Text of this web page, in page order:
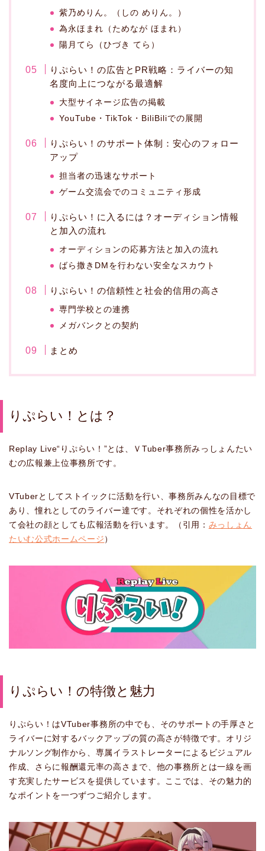
紫乃めりん。（しの めりん。）
為永ほまれ（ためなが ほまれ）
陽月てら（ひづき てら）
りぷらい！の広告とPR戦略：ライバーの知
名度向上につながる最適解
大型サイネージ広告の掲載
YouTube・TikTok・BiliBiliでの展開
りぷらい！のサポート体制：安心のフォロー
アップ
担当者の迅速なサポート
ゲーム交流会でのコミュニティ形成
りぷらい！に入るには？オーディション情報
と加入の流れ
オーディションの応募方法と加入の流れ
ばら撒きDMを行わない安全なスカウト
りぷらい！の信頼性と社会的信用の高さ
専門学校との連携
メガバンクとの契約
まとめ
りぷらい！とは？
Replay Live“りぷらい！”とは、ＶTuber事務所みっしょんたい
むの広報兼上位事務所です。
VTuberとしてストイックに活動を行い、事務所みんなの目標で
あり、憧れとしてのライバー達です。それぞれの個性を活かし
て会社の顔としても広報活動を行います。​（引用： みっしょん
たいむ公式ホームページ ）
りぷらい！の特徴と魅力
りぷらい！はVTuber事務所の中でも、そのサポートの手厚さと
ライバーに対するバックアップの質の高さが特徴です。オリジ
ナルソング制作から、専属イラストレーターによるビジュアル
作成、さらに報酬還元率の高さまで、他の事務所とは一線を画
す充実したサービスを提供しています。ここでは、その魅力的
なポイントを一つずつご紹介します。